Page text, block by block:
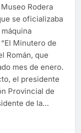
Rodera
se oficializaba
Minutero de
Román, que
mes de enero.
el presidente
Provincial de
de la…